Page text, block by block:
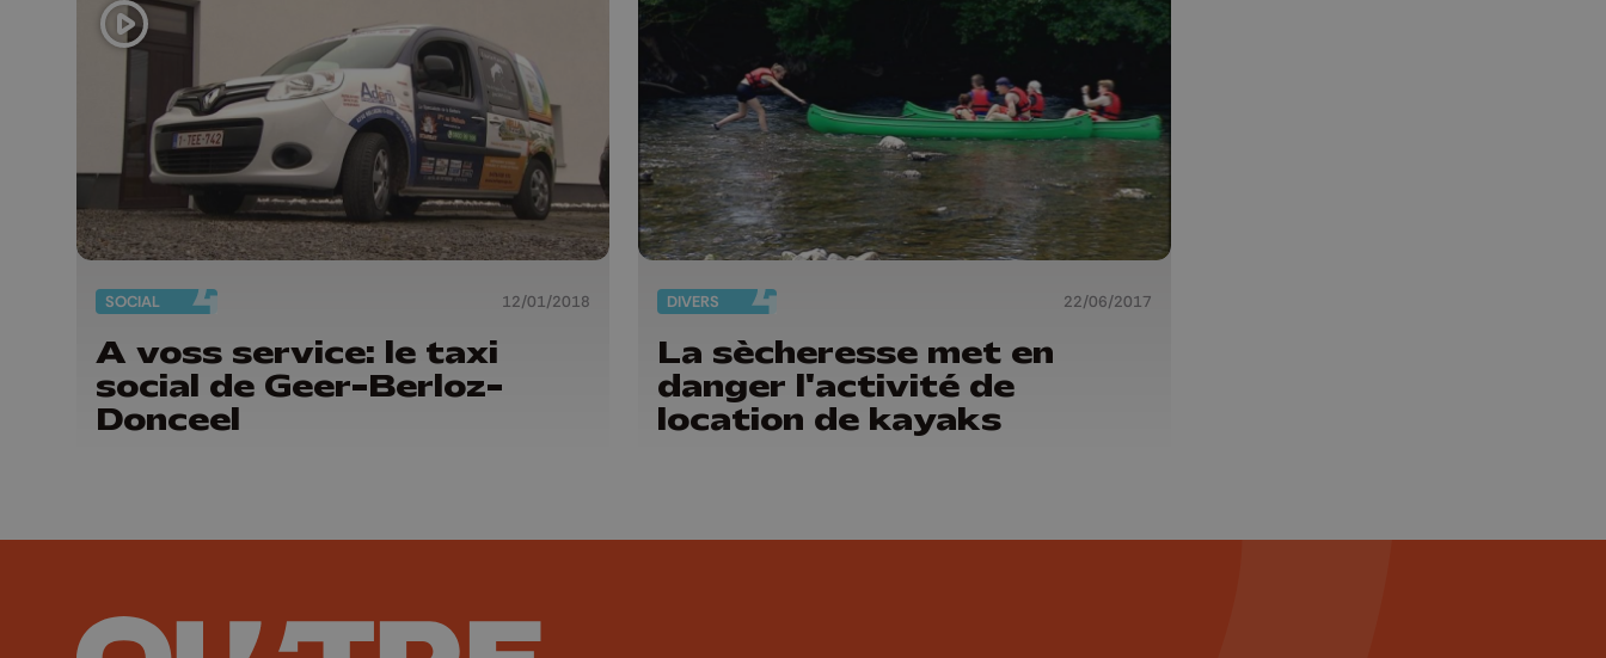
SOCIAL 12/01/2018
A voss service: le taxi
social de Geer-Berloz-
Donceel
DIVERS 22/06/2017
La sècheresse met en
danger l'activité de
location de kayaks